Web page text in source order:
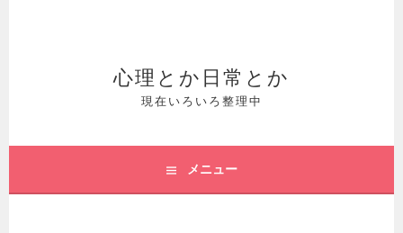
心理とか日常とか
現在いろいろ整理中
メニュー